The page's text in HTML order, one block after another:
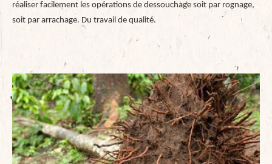
réaliser facilement les opérations de dessouchage soit par rognage,
soit par arrachage. Du travail de qualité.